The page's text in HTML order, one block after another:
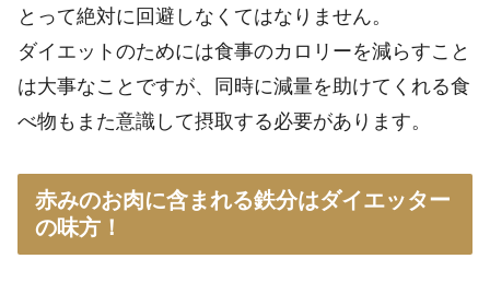
とって絶対に回避しなくてはなりません。
ダイエットのためには食事のカロリーを減らすこと
は大事なことですが、同時に減量を助けてくれる食
べ物もまた意識して摂取する必要があります。
赤みのお肉に含まれる鉄分はダイエッター
の味方！